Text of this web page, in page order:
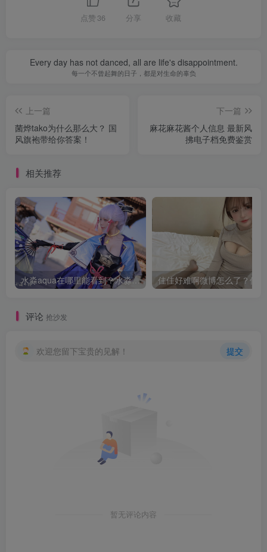
点赞 36 分享 收藏
Every day has not danced, all are life's disappointment.
每一个不曾起舞的日子，都是对生命的辜负
上一篇
菌烨tako为什么那么大？ 国
风旗袍带给你答案！
下一篇
麻花麻花酱个人信息 最新风
拂电子档免费鉴赏
相关推荐
水淼aqua在哪里能看到？水淼aqua神里绫华在线鉴赏
评论 抢沙发
欢迎您留下宝贵的见解！ 提交
暂无评论内容